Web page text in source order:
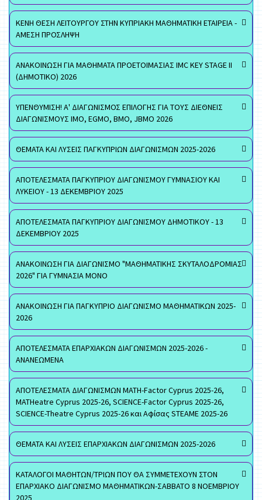
ΚΕΝΗ ΘΕΣΗ ΛΕΙΤΟΥΡΓΟΥ ΣΤΗΝ ΚΥΠΡΙΑΚΗ ΜΑΘΗΜΑΤΙΚΗ ΕΤΑΙΡΕΙΑ -
ΑΜΕΣΗ ΠΡΟΣΛΗΨΗ
ΑΝΑΚΟΙΝΩΣΗ ΓΙΑ ΜΑΘΗΜΑΤΑ ΠΡΟΕΤΟΙΜΑΣΙΑΣ IMC KEY STAGE II
(ΔΗΜΟΤΙΚΟ) 2026
ΥΠΕΝΘΥΜΙΣΗ! Α' ΔΙΑΓΩΝΙΣΜΟΣ ΕΠΙΛΟΓΗΣ ΓΙΑ ΤΟΥΣ ΔΙΕΘΝΕΙΣ
ΔΙΑΓΩΝΙΣΜΟΥΣ ΙΜΟ, EGMO, ΒΜΟ, JBMO 2026
ΘΕΜΑΤΑ ΚΑΙ ΛΥΣΕΙΣ ΠΑΓΚΥΠΡΙΩΝ ΔΙΑΓΩΝΙΣΜΩΝ 2025-2026
ΑΠΟΤΕΛΕΣΜΑΤΑ ΠΑΓΚΥΠΡΙΟΥ ΔΙΑΓΩΝΙΣΜΟΥ ΓΥΜΝΑΣΙΟΥ ΚΑΙ
ΛΥΚΕΙΟΥ - 13 ΔΕΚΕΜΒΡΙΟΥ 2025
ΑΠΟΤΕΛΕΣΜΑΤΑ ΠΑΓΚΥΠΡΙΟΥ ΔΙΑΓΩΝΙΣΜΟΥ ΔΗΜΟΤΙΚΟΥ - 13
ΔΕΚΕΜΒΡΙΟΥ 2025
ΑΝΑΚΟΙΝΩΣΗ ΓΙΑ ΔΙΑΓΩΝΙΣΜΟ "ΜΑΘΗΜΑΤΙΚΗΣ ΣΚΥΤΑΛΟΔΡΟΜΙΑΣ
2026" ΓΙΑ ΓΥΜΝΑΣΙΑ ΜΟΝΟ
ΑΝΑΚΟΙΝΩΣΗ ΓΙΑ ΠΑΓΚΥΠΡΙΟ ΔΙΑΓΩΝΙΣΜΟ ΜΑΘΗΜΑΤΙΚΩΝ 2025-
2026
ΑΠΟΤΕΛΕΣΜΑΤΑ ΕΠΑΡΧΙΑΚΩΝ ΔΙΑΓΩΝΙΣΜΩΝ 2025-2026 -
ΑΝΑΝΕΩΜΕΝΑ
ΑΠΟΤΕΛΕΣΜΑΤΑ ΔΙΑΓΩΝΙΣΜΩΝ MATH-Factor Cyprus 2025-26,
MATHeatre Cyprus 2025-26, SCIENCE-Factor Cyprus 2025-26,
SCIENCE-Theatre Cyprus 2025-26 και Αφίσας STEAME 2025-26
ΘΕΜΑΤΑ ΚΑΙ ΛΥΣΕΙΣ ΕΠΑΡΧΙΑΚΩΝ ΔΙΑΓΩΝΙΣΜΩΝ 2025-2026
ΚΑΤΑΛΟΓΟΙ ΜΑΘΗΤΩΝ/ΤΡΙΩΝ ΠΟΥ ΘΑ ΣΥΜΜΕΤΕΧΟΥΝ ΣΤΟΝ
ΕΠΑΡΧΙΑΚΟ ΔΙΑΓΩΝΙΣΜΟ ΜΑΘΗΜΑΤΙΚΩΝ-ΣΑΒΒΑΤΟ 8 ΝΟΕΜΒΡΙΟΥ
2025